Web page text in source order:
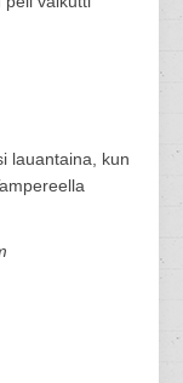
lauantaina, kun